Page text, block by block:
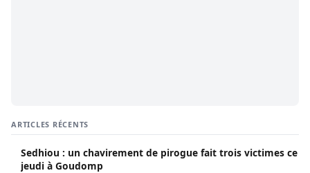
ARTICLES RÉCENTS
Sedhiou : un chavirement de pirogue fait trois victimes ce
jeudi à Goudomp